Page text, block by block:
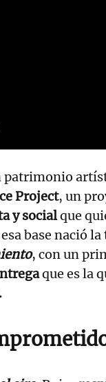
patrimonio
Project, un
y socialque
base nació la
, con un
que es la